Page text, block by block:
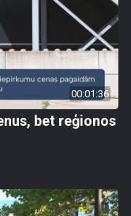
00:01:36
bet reģionos